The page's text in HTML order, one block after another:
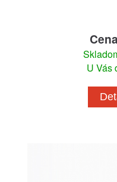
U Vás